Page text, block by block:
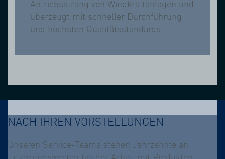
Antriebsstrang von Windkraftanlagen und
überzeugt mit schneller Durchführung
und höchsten Qualitätsstandards.
NACH IHREN VORSTELLUNGEN
Unseren Service-Teams stehen Jahrzehnte an